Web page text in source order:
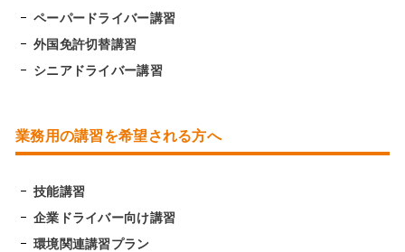
ペーパードライバー講習
外国免許切替講習
シニアドライバー講習
業務用の講習を希望される方へ
技能講習
企業ドライバー向け講習
環境関連講習プラン